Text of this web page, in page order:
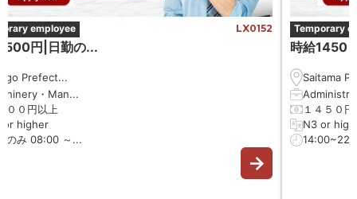
employee LX0152
円|日勤の...
Prefect...
・Man...
００円以上
or higher
のみ 08:00 ～...
Temporary
時給1450
Saitama
１４５０
N3 or